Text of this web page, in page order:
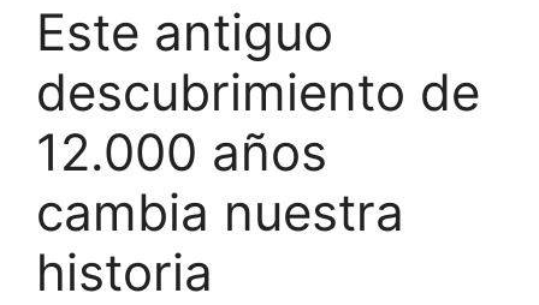
Este antiguo
descubrimiento de
12.000 años
cambia nuestra
historia